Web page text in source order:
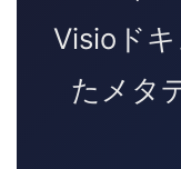
Visioド
たメタ